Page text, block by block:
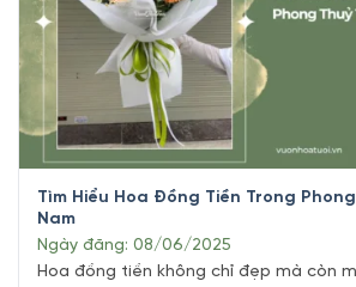
Tìm Hiểu Hoa Đồng Tiền Trong
Nam
Ngày đăng: 08/06/2025
Hoa đồng tiền không chỉ đẹp mà còn